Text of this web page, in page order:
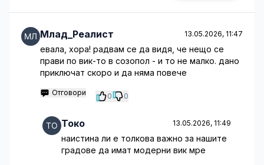
Млад_Реалист 13.05.2026, 11:47
евала, хора! радвам се да видя, че нещо се
прави по вик-то в созопол - и то не малко. дано
приключат скоро и да няма повече
Отговори 0 0
Токо 13.05.2026, 11:49
наистина ли е толкова важно за нашите
градове да имат модерни вик мре